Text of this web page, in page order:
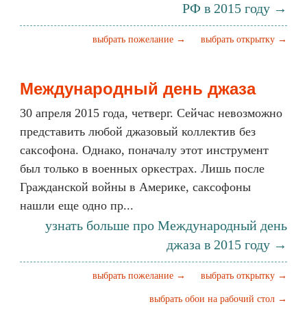
РФ в 2015 году →
выбрать открытку →
выбрать пожелание →
Международный день джаза
30 апреля 2015 года, четверг. Сейчас невозможно
представить любой джазовый коллектив без
саксофона. Однако, поначалу этот инструмент
был только в военных оркестрах. Лишь после
Гражданской войны в Америке, саксофоны
нашли еще одно пр...
узнать больше про Международный день
джаза в 2015 году →
выбрать открытку →
выбрать пожелание →
выбрать обои на рабочий стол →